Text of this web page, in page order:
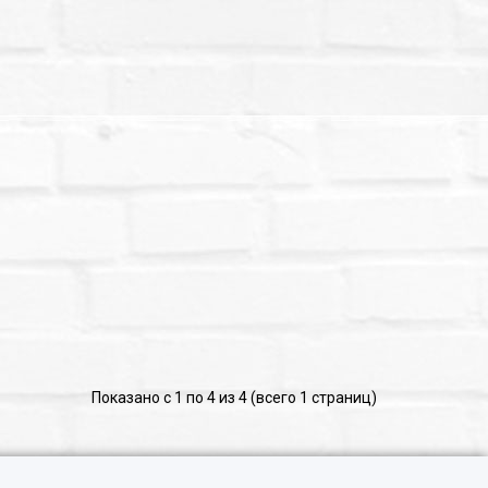
Показано с 1 по 4 из 4 (всего 1 страниц)